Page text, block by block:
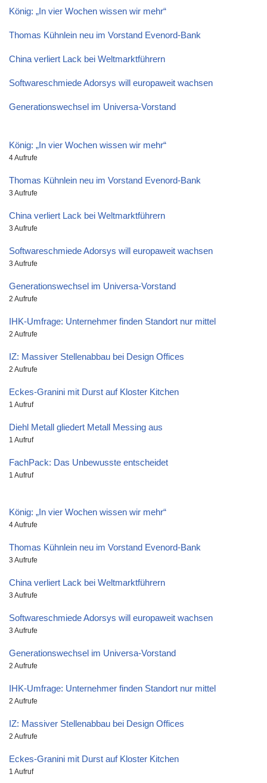
König: „In vier Wochen wissen wir mehr“
Thomas Kühnlein neu im Vorstand Evenord-Bank
China verliert Lack bei Weltmarktführern
Softwareschmiede Adorsys will europaweit wachsen
Generationswechsel im Universa-Vorstand
König: „In vier Wochen wissen wir mehr“
4 Aufrufe
Thomas Kühnlein neu im Vorstand Evenord-Bank
3 Aufrufe
China verliert Lack bei Weltmarktführern
3 Aufrufe
Softwareschmiede Adorsys will europaweit wachsen
3 Aufrufe
Generationswechsel im Universa-Vorstand
2 Aufrufe
IHK-Umfrage: Unternehmer finden Standort nur mittel
2 Aufrufe
IZ: Massiver Stellenabbau bei Design Offices
2 Aufrufe
Eckes-Granini mit Durst auf Kloster Kitchen
1 Aufruf
Diehl Metall gliedert Metall Messing aus
1 Aufruf
FachPack: Das Unbewusste entscheidet
1 Aufruf
König: „In vier Wochen wissen wir mehr“
4 Aufrufe
Thomas Kühnlein neu im Vorstand Evenord-Bank
3 Aufrufe
China verliert Lack bei Weltmarktführern
3 Aufrufe
Softwareschmiede Adorsys will europaweit wachsen
3 Aufrufe
Generationswechsel im Universa-Vorstand
2 Aufrufe
IHK-Umfrage: Unternehmer finden Standort nur mittel
2 Aufrufe
IZ: Massiver Stellenabbau bei Design Offices
2 Aufrufe
Eckes-Granini mit Durst auf Kloster Kitchen
1 Aufruf